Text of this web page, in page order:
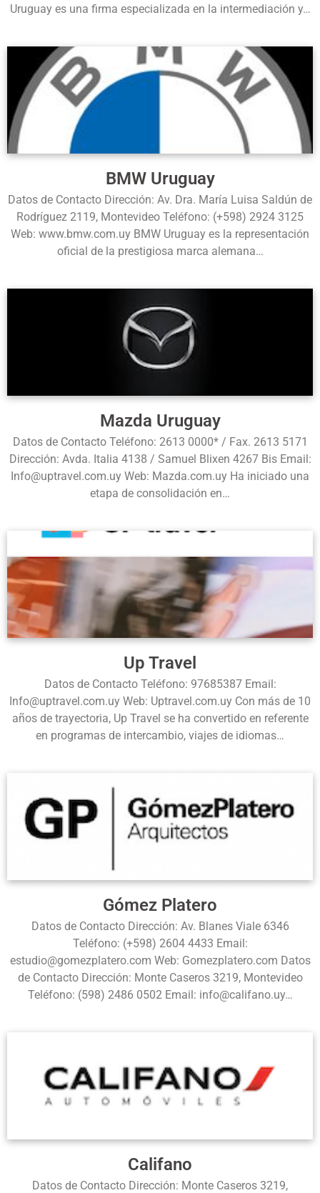
Uruguay es una firma especializada en la intermediación y…
BMW Uruguay
Datos de Contacto Dirección: Av. Dra. María Luisa Saldún de
Rodríguez 2119, Montevideo Teléfono: (+598) 2924 3125
Web: www.bmw.com.uy BMW Uruguay es la representación
oficial de la prestigiosa marca alemana…
Mazda Uruguay
Datos de Contacto Teléfono: 2613 0000* / Fax. 2613 5171
Dirección: Avda. Italia 4138 / Samuel Blixen 4267 Bis Email:
Info@uptravel.com.uy Web: Mazda.com.uy Ha iniciado una
etapa de consolidación en…
Up Travel
Datos de Contacto Teléfono: 97685387 Email:
Info@uptravel.com.uy Web: Uptravel.com.uy Con más de 10
años de trayectoria, Up Travel se ha convertido en referente
en programas de intercambio, viajes de idiomas…
Gómez Platero
Datos de Contacto Dirección: Av. Blanes Viale 6346
Teléfono: (+598) 2604 4433 Email:
estudio@gomezplatero.com Web: Gomezplatero.com Datos
de Contacto Dirección: Monte Caseros 3219, Montevideo
Teléfono: (598) 2486 0502 Email: info@califano.uy…
Califano
Datos de Contacto Dirección: Monte Caseros 3219,